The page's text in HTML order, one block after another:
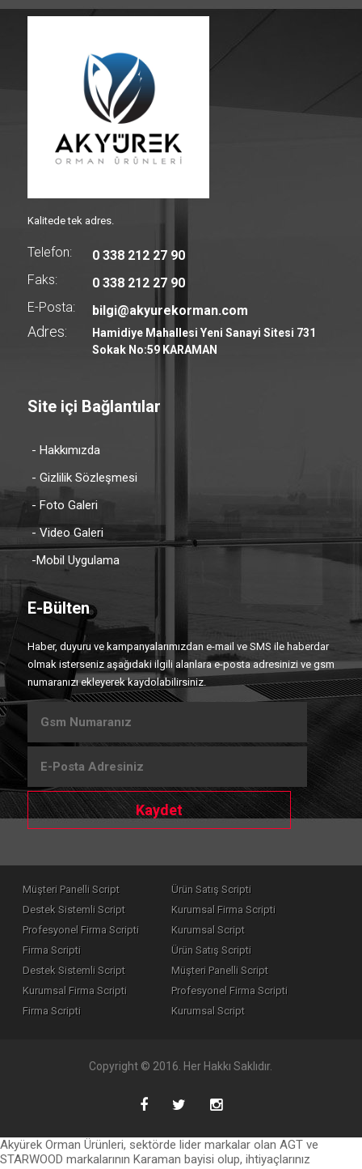
Kalitede tek adres.
Telefon:
0 338 212 27 90
Faks:
0 338 212 27 90
E-Posta:
bilgi@akyurekorman.com
Adres:
Hamidiye Mahallesi Yeni Sanayi Sitesi 731
Sokak No:59 KARAMAN
Site içi Bağlantılar
- Hakkımızda
- Gizlilik Sözleşmesi
- Foto Galeri
- Video Galeri
-Mobil Uygulama
E-Bülten
Haber, duyuru ve kampanyalarımızdan e-mail ve SMS ile haberdar
olmak isterseniz aşağıdaki ilgili alanlara e-posta adresinizi ve gsm
numaranızı ekleyerek kaydolabilirsiniz.
Kaydet
Müşteri Panelli Script
Ürün Satış Scripti
Destek Sistemli Script
Kurumsal Firma Scripti
Profesyonel Firma Scripti
Kurumsal Script
Firma Scripti
Ürün Satış Scripti
Destek Sistemli Script
Müşteri Panelli Script
Kurumsal Firma Scripti
Profesyonel Firma Scripti
Firma Scripti
Kurumsal Script
Copyright © 2016. Her Hakkı Saklıdır.
Akyürek Orman Ürünleri, sektörde lider markalar olan AGT ve
STARWOOD markalarının Karaman bayisi olup, ihtiyaçlarınız